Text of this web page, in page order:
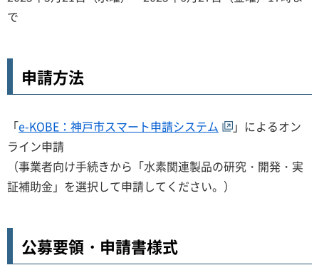
で
申請方法
「e-KOBE：神戸市スマート申請システム
」によるオン
ライン申請
（事業者向け手続きから「水素関連製品の研究・開発・実
証補助金」を選択して申請してください。）
公募要領・申請書様式